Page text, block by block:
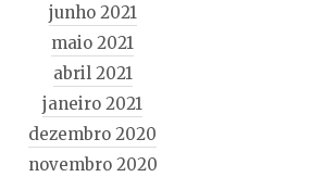
junho 2021
maio 2021
abril 2021
janeiro 2021
dezembro 2020
novembro 2020